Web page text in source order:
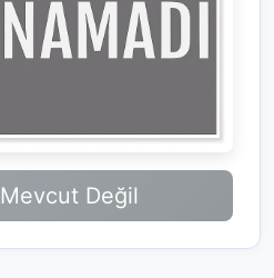
PDF Mevcut Değil